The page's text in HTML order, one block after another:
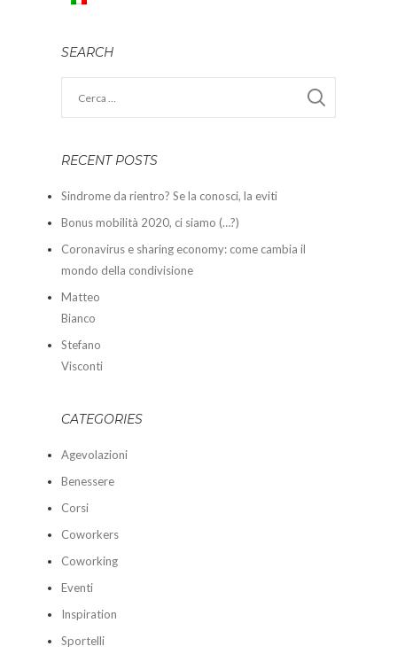
SEARCH
RECENT POSTS
Sindrome da rientro? Se la conosci, la eviti
Bonus mobilità 2020, ci siamo (…?)
Coronavirus e sharing economy: come cambia il
mondo della condivisione
Matteo
Bianco
Stefano
Visconti
CATEGORIES
Agevolazioni
Benessere
Corsi
Coworkers
Coworking
Eventi
Inspiration
Sportelli